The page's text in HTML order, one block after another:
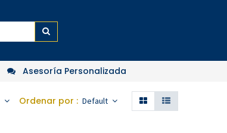
Asesoría Personalizada
Ordenar por : Default